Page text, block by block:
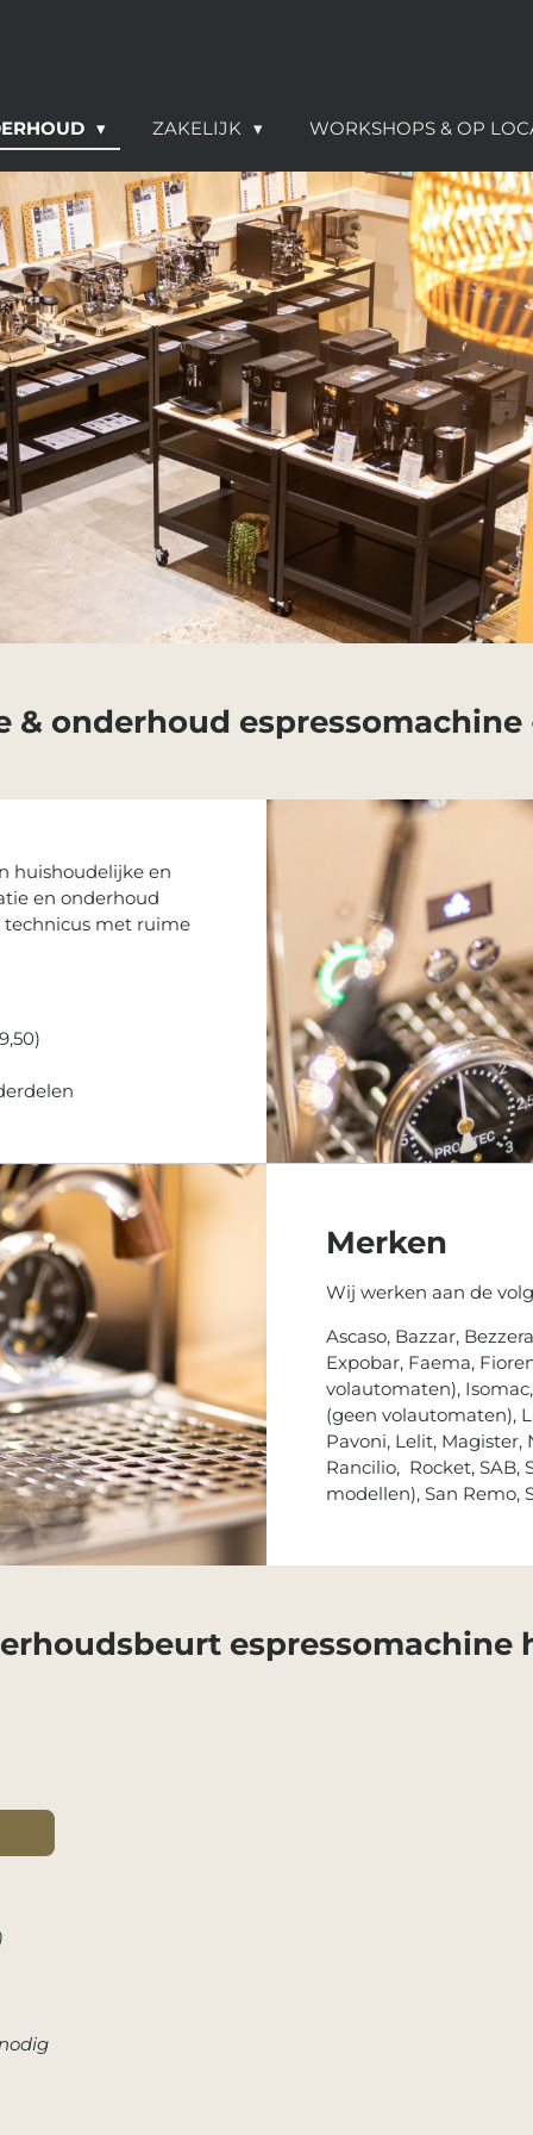
ZAKELIJK WORKSHOPS & OP
& onderhoud espressomachine
huishoudelijke en
en onderhoud
met ruime
Merken
Wij werken aan de
Ascaso, Bazzar,
Expobar, Faema,
volautomaten),
(geen volautomaten),
Pavoni, Lelit,
Rancilio, Rocket, SAB,
modellen), San Remo,
espressomachine